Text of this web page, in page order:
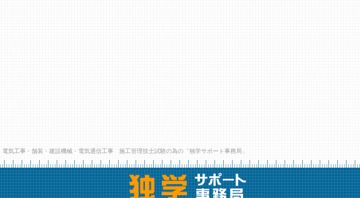
電気工事・舗装・建設機械・電気通信工事 施工管理技士試験の為の「独学サポート事務局」